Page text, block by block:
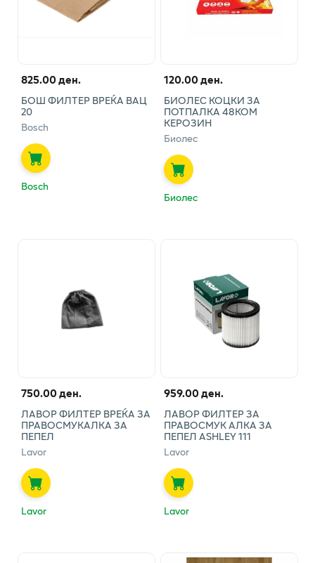
825.00 ден.
БОШ ФИЛТЕР ВРЕЌА ВАЦ
20
Bosch
Bosch
120.00 ден.
БИОЛЕС КОЦКИ ЗА
ПОТПАЛКА 48КОМ
КЕРОЗИН
Биолес
Биолес
750.00 ден.
ЛАВОР ФИЛТЕР ВРЕЌА ЗА
ПРАВОСМУКАЛКА ЗА
ПЕПЕЛ
Lavor
Lavor
959.00 ден.
ЛАВОР ФИЛТЕР ЗА
ПРАВОСМУК АЛКА ЗА
ПЕПЕЛ ASHLEY 111
Lavor
Lavor